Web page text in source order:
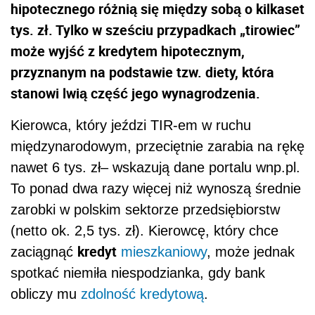
hipotecznego różnią się między sobą o kilkaset
tys. zł. Tylko w sześciu przypadkach „tirowiec”
może wyjść z kredytem hipotecznym,
przyznanym na podstawie tzw. diety, która
stanowi lwią część jego wynagrodzenia.
Kierowca, który jeździ TIR-em w ruchu
międzynarodowym, przeciętnie zarabia na rękę
nawet 6 tys. zł– wskazują dane portalu wnp.pl.
To ponad dwa razy więcej niż wynoszą średnie
zarobki w polskim sektorze przedsiębiorstw
(netto ok. 2,5 tys. zł). Kierowcę, który chce
zaciągnąć kredyt mieszkaniowy, może jednak
spotkać niemiła niespodzianka, gdy bank
obliczy mu zdolność kredytową.